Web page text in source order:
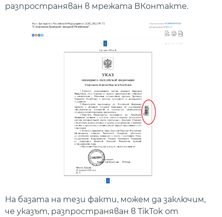
разпространяван в мрежата ВКонтакте.
На базата на тези факти, можем да заключим,
че указът, разпространяван в TikTok от